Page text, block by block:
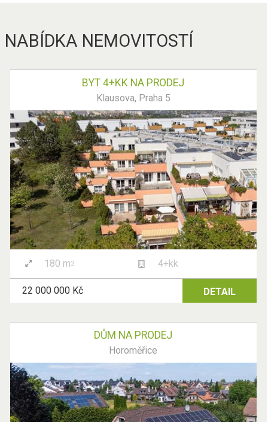
NABÍDKA NEMOVITOSTÍ
BYT 4+KK NA PRODEJ
Klausova, Praha 5
180 m2 4+kk
22 000 000 Kč DETAIL
DŮM NA PRODEJ
Horoměřice